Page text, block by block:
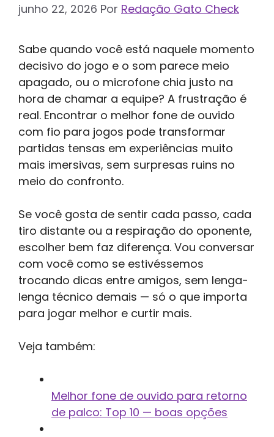
junho 22, 2026 Por Redação Gato Check
Sabe quando você está naquele momento
decisivo do jogo e o som parece meio
apagado, ou o microfone chia justo na
hora de chamar a equipe? A frustração é
real. Encontrar o melhor fone de ouvido
com fio para jogos pode transformar
partidas tensas em experiências muito
mais imersivas, sem surpresas ruins no
meio do confronto.
Se você gosta de sentir cada passo, cada
tiro distante ou a respiração do oponente,
escolher bem faz diferença. Vou conversar
com você como se estivéssemos
trocando dicas entre amigos, sem lenga-
lenga técnico demais — só o que importa
para jogar melhor e curtir mais.
Veja também:
Melhor fone de ouvido para retorno
de palco: Top 10 — boas opções